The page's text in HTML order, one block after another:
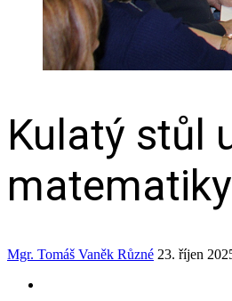
Kulatý stůl
Mgr. Tomáš Vaněk Různé 23. říjen